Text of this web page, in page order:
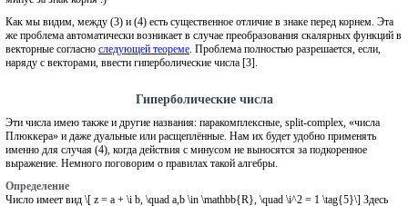
Как мы видим, между (3) и (4) есть существенное отличие в знаке перед корнем. Эта
же проблема автоматически возникает в случае преобразования скалярных функций в
векторные согласно следующей теореме . Проблема полностью разрешается, если,
наряду с векторами, ввести гиперболические числа [3].
Гиперболические числа
Эти числа имею также и другие названия: паракомплексные, split-complex, «числа
Плюккера» и даже дуальные или расщеплённые. Нам их будет удобно применять
именно для случая (4), когда действия с минусом не выносятся за подкоренное
выражение. Немного поговорим о правилах такой алгебры.
Определение
Число имеет вид \[ z = a + \i b, \quad a,b \in \mathbb{R}, \quad \i^2 = 1 \tag{5}\] Здесь